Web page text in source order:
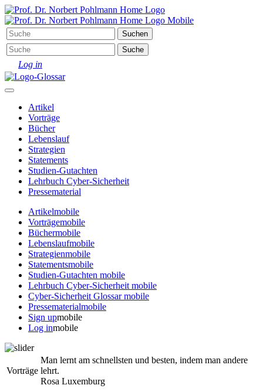
Log in
Artikel
Vorträge
Bücher
Lebenslauf
Strategien
Statements
Studien-Gutachten
Lehrbuch Cyber-Sicherheit
Pressematerial
Artikelmobile
Vorträgemobile
Büchermobile
Lebenslaufmobile
Strategienmobile
Statementsmobile
Studien-Gutachten mobile
Lehrbuch Cyber-Sicherheit mobile
Cyber-Sicherheit Glossarmobile
Pressematerialmobile
Sign upmobile
Log inmobile
Vorträge
Man lernt am schnellsten und besten, indem man andere
lehrt.
Rosa Luxemburg